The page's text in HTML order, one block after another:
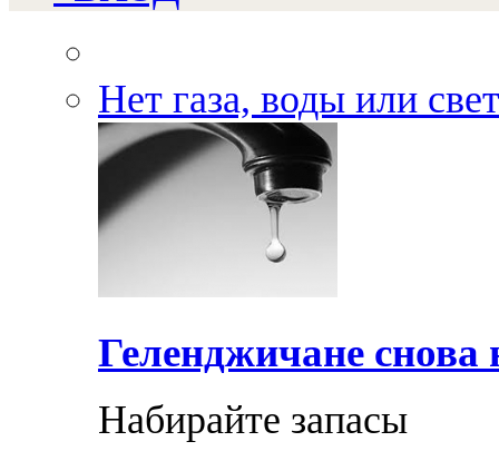
Нет газа, воды или
Геленджичане снова
Набирайте запасы